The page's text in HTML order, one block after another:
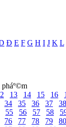
Đ E F G H I J K L
13 14 15 16
34 35 36 37
38
55 56 57 58
76 77 78 79
80